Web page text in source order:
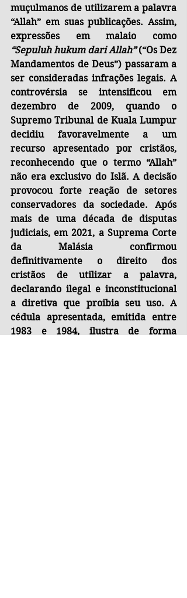
muçulmanos de utilizarem a palavra
“Allah” em suas publicações. Assim,
“Sepuluh hukum dari Allah” (“Os Dez
Mandamentos de Deus”) passaram a
ser consideradas infrações legais. A
controvérsia se intensificou em
dezembro de 2009, quando o
Supremo Tribunal de Kuala Lumpur
decidiu favoravelmente a um
recurso apresentado por cristãos,
reconhecendo que o termo “Allah”
não era exclusivo do Islã. A decisão
provocou forte reação de setores
conservadores da sociedade. Após
mais de uma década de disputas
judiciais, em 2021, a Suprema Corte
da Malásia confirmou
definitivamente o direito dos
cristãos de utilizar a palavra,
declarando ilegal e inconstitucional
a diretiva que proibia seu uso. A
cédula apresentada, emitida entre
1983 e 1984, ilustra de forma